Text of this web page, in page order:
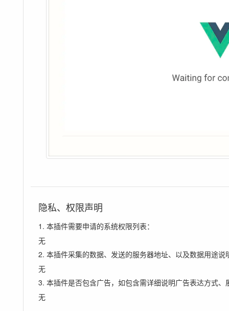
隐私、权限声明
1. 本插件需要申请的系统权限列表：
无
2. 本插件采集的数据、发送的服务器地址、以及数据用途说
无
3. 本插件是否包含广告，如包含需详细说明广告表达方式、
无